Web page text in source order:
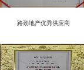
路劲地产优秀供应商